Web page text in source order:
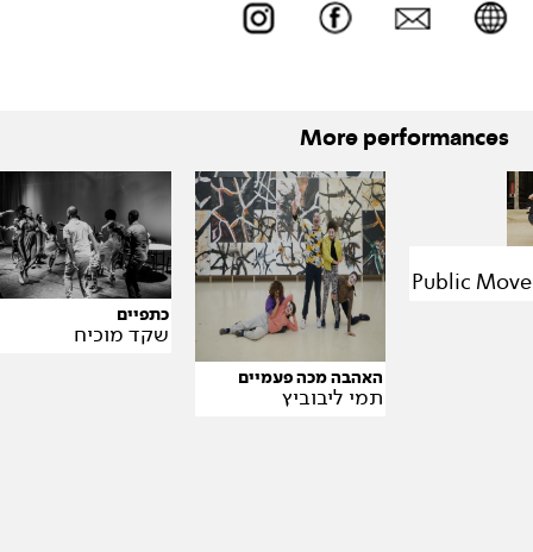
More performances
האהבה מכה פעמיים
תמי ליבוביץ
כתפיים
שקד מוכיח